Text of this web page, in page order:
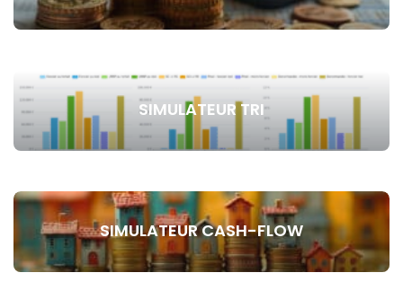
SIMULATEUR TRI
SIMULATEUR CASH-FLOW